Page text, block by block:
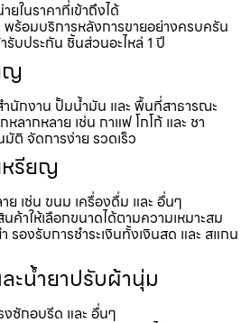
ยในราคาที่เข้าถึงได้
ร้อมบริการหลังการขายอย่างครบครัน
บประกัน ชิ้นส่วนอะไหล่ 1 ปี
ญ
ำนักงาน ปั้มน้ำมัน และ พื้นที่สาธารณะ
หลากหลาย เช่น กาแฟ โกโก้ และ ชา
ติ จัดการง่าย รวดเร็ว
หรียญ
ย เช่น ขนม เครื่องดื่ม และ อื่นๆ
าให้เลือกขนาดได้ตามความเหมาะสม
รองรับการชำระเงินทั้งเงินสด และ สแกน
ะน้ำยาปรับผ้านุ่ม
งซักอบรีด และ อื่นๆ